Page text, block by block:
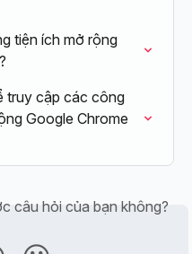
tiện ích mở rộng
truy cập các công
Google Chrome
câu hỏi của bạn không?